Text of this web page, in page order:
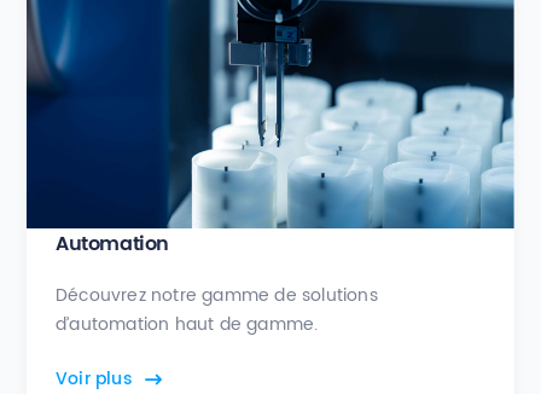
Automation
Découvrez notre gamme de solutions
d’automation haut de gamme.
Voir plus